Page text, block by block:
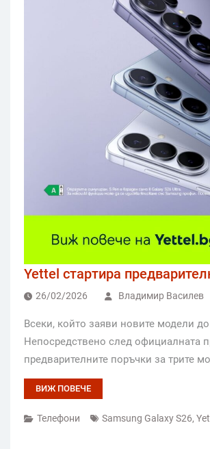
Yettel стартира
26/02/2026 Владимир Василев
Всеки, който заяви новите модели
Непосредствено след официалната
предварителните поръчки за трите
ВИЖ ПОВЕЧЕ
Телефони Samsung Galaxy S26,